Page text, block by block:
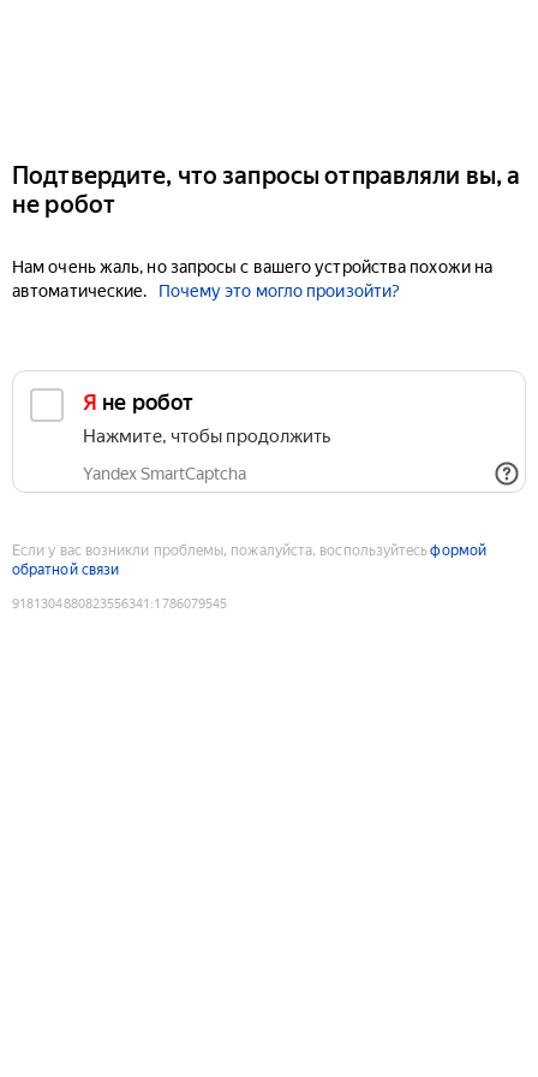
Подтвердите, что запросы отправляли вы, а
не робот
Нам очень жаль, но запросы с вашего устройства похожи на
автоматические.
Почему это могло произойти?
Я не робот
Нажмите, чтобы продолжить
Yandex SmartCaptcha
Если у вас возникли проблемы, пожалуйста, воспользуйтесьформой
обратной связи
9181304880823556341 :1786079545